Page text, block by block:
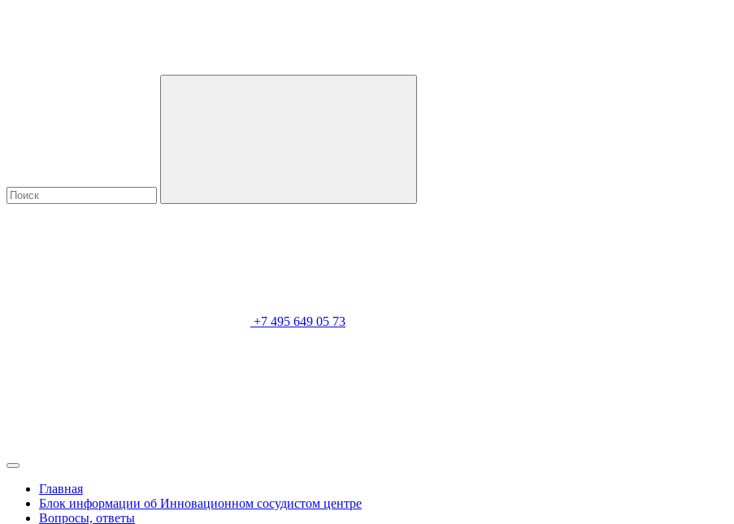
+7 495 649 05 73
Главная
Блок информации об Инновационном сосудистом центре
Вопросы, ответы